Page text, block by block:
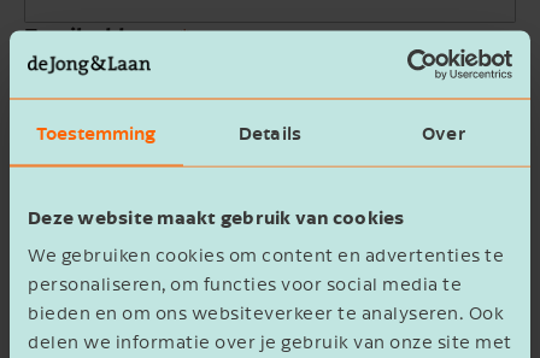
Toestemming Details Over
Deze website maakt gebruik van cookies
We gebruiken cookies om content en advertenties te
personaliseren, om functies voor social media te
bieden en om ons websiteverkeer te analyseren. Ook
delen we informatie over je gebruik van onze site met
Email address